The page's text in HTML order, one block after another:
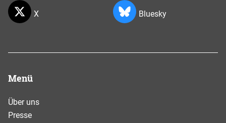
X Bluesky
Menü
Über uns
Presse